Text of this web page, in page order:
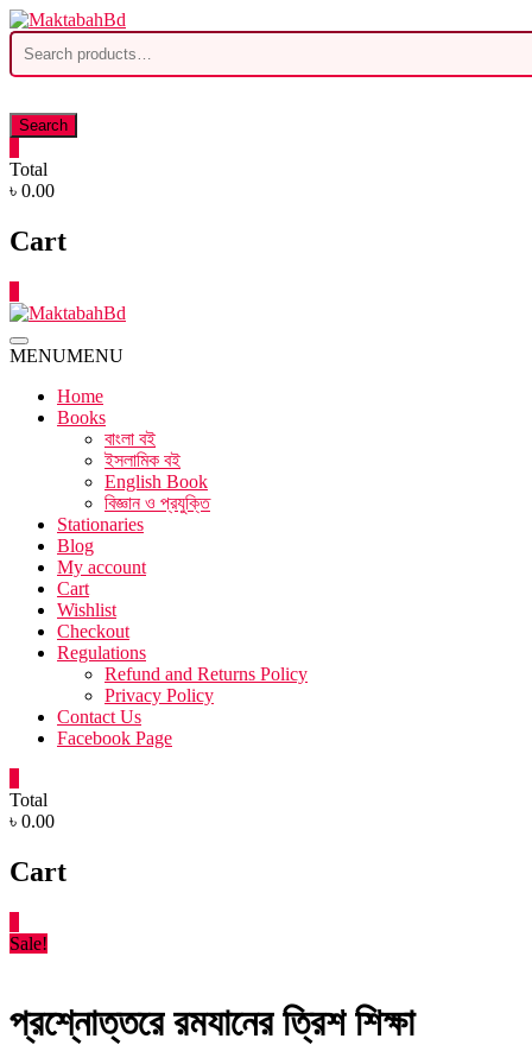
Skip
to
content
Search
for:
Search
Total
৳ 0.00
Cart
MENUMENU
Home
Books
বাংলা বই
ইসলামিক বই
English Book
বিজ্ঞান ও প্রযুক্তি
Stationaries
Blog
My account
Cart
Wishlist
Checkout
Regulations
Refund and Returns Policy
Privacy Policy
Contact Us
Facebook Page
Total
৳ 0.00
Cart
Sale!
প্রশ্নোত্তরে রমযানের ত্রিশ শিক্ষা